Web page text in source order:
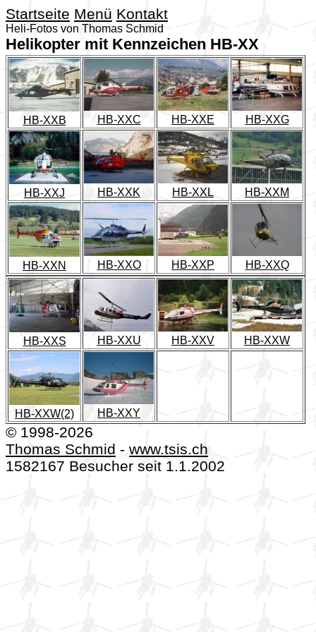
Startseite Menü Kontakt
Heli-Fotos von Thomas Schmid
Helikopter mit Kennzeichen HB-XX
HB-XXB HB-XXC HB-XXE HB-XXG
HB-XXJ HB-XXK HB-XXL HB-XXM
HB-XXN HB-XXO HB-XXP HB-XXQ
HB-XXS HB-XXU HB-XXV HB-XXW
HB-XXW(2) HB-XXY
© 1998-2026
Thomas Schmid - www.tsis.ch
1582167 Besucher seit 1.1.2002